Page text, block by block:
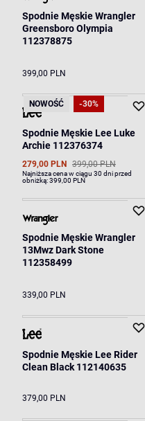
Spodnie Męskie Wrangler
Greensboro Olympia
112378875
399,00 PLN
NOWOŚĆ -30%
Spodnie Męskie Lee Luke
Archie 112376374
279,00 PLN 399,00 PLN
Najniższa cena w ciągu 30 dni przed
obniżką:399,00 PLN
Spodnie Męskie Wrangler
13Mwz Dark Stone
112358499
339,00 PLN
Spodnie Męskie Lee Rider
Clean Black 112140635
379,00 PLN